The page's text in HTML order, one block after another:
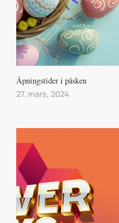
Åpningstider i påsken
27. mars, 2024